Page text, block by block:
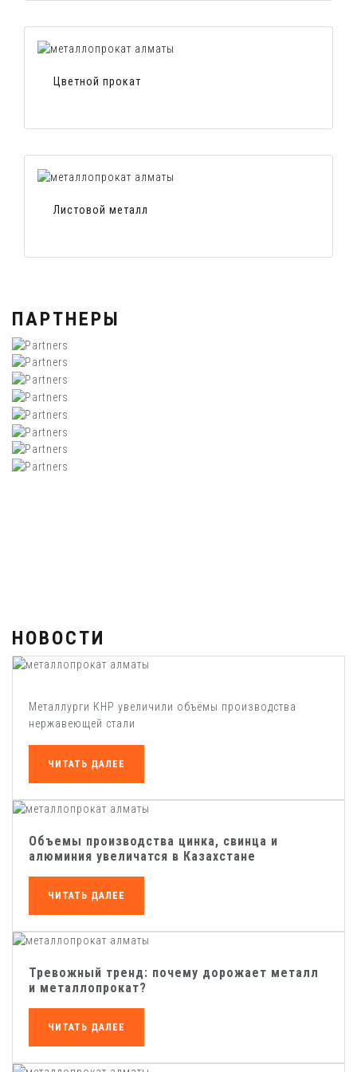
Цветной прокат
Листовой металл
ПАРТНЕРЫ
НОВОСТИ
Металлурги КНР увеличили объёмы производства
нержавеющей стали
ЧИТАТЬ ДАЛЕЕ
Объемы производства цинка, свинца и
алюминия увеличатся в Казахстане
ЧИТАТЬ ДАЛЕЕ
Тревожный тренд: почему дорожает металл
и металлопрокат?
ЧИТАТЬ ДАЛЕЕ